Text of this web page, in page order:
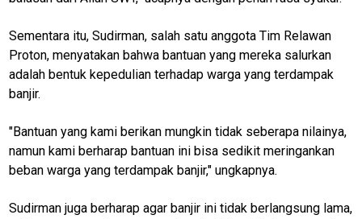
Sementara itu, Sudirman, salah satu anggota Tim Relawan
Proton, menyatakan bahwa bantuan yang mereka salurkan
adalah bentuk kepedulian terhadap warga yang terdampak
banjir.
"Bantuan yang kami berikan mungkin tidak seberapa nilainya,
namun kami berharap bantuan ini bisa sedikit meringankan
beban warga yang terdampak banjir," ungkapnya.
Sudirman juga berharap agar banjir ini tidak berlangsung lama,